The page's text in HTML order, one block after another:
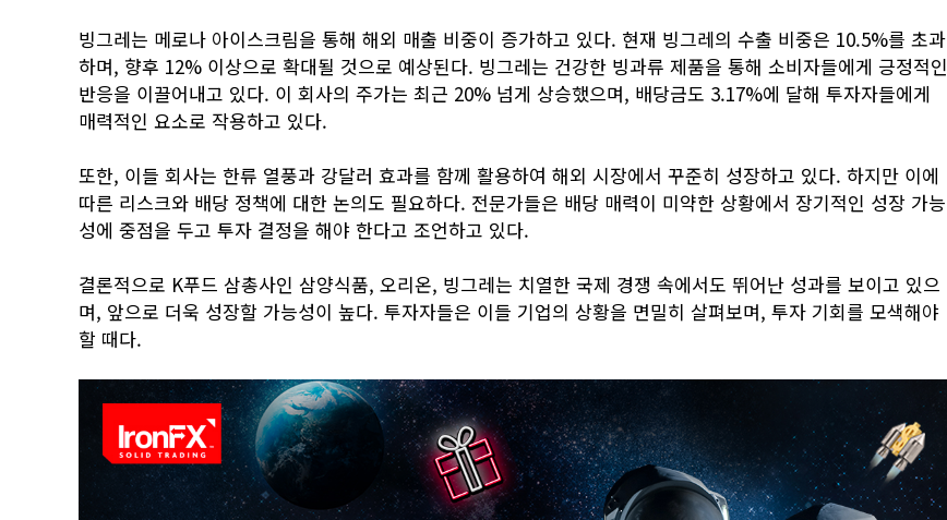
빙그레는 메로나 아이스크림을 통해 해외 매출 비중이 증가하고 있다. 현재 빙그레의 수출 비중은 10.5%를 초과
하며, 향후 12% 이상으로 확대될 것으로 예상된다. 빙그레는 건강한 빙과류 제품을 통해 소비자들에게 긍정적인
반응을 이끌어내고 있다. 이 회사의 주가는 최근 20% 넘게 상승했으며, 배당금도 3.17%에 달해 투자자들에게
매력적인 요소로 작용하고 있다.
또한, 이들 회사는 한류 열풍과 강달러 효과를 함께 활용하여 해외 시장에서 꾸준히 성장하고 있다. 하지만 이에
따른 리스크와 배당 정책에 대한 논의도 필요하다. 전문가들은 배당 매력이 미약한 상황에서 장기적인 성장 가능
성에 중점을 두고 투자 결정을 해야 한다고 조언하고 있다.
결론적으로 K푸드 삼총사인 삼양식품, 오리온, 빙그레는 치열한 국제 경쟁 속에서도 뛰어난 성과를 보이고 있으
며, 앞으로 더욱 성장할 가능성이 높다. 투자자들은 이들 기업의 상황을 면밀히 살펴보며, 투자 기회를 모색해야
할 때다.